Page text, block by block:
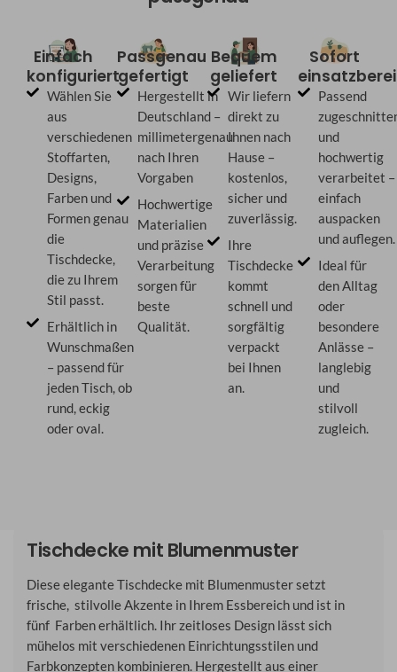
Einfach
konfiguriert
Wählen Sie
aus
verschiedenen
Stoffarten,
Designs,
Farben und
Formen genau
die
Tischdecke,
die zu Ihrem
Stil passt.
Erhältlich in
Wunschmaßen
– passend für
jeden Tisch, ob
rund, eckig
oder oval.
Passgenau
gefertigt
Hergestellt in
Deutschland –
millimetergenau
nach Ihren
Vorgaben
Hochwertige
Materialien
und präzise
Verarbeitung
sorgen für
beste
Qualität.
Bequem
geliefert
Wir liefern
direkt zu
Ihnen nach
Hause –
kostenlos,
sicher und
zuverlässig.
Ihre
Tischdecke
kommt
schnell und
sorgfältig
verpackt
bei Ihnen
an.
Sofort
Passend
und
hochwertig
verarbeitet –
einfach
auspacken
und auflegen.
Ideal für
den Alltag
oder
besondere
Anlässe –
langlebig
und
stilvoll
zugleich.
Tischdecke mit Blumenmuster
Diese elegante Tischdecke mit Blumenmuster setzt
frische, stilvolle Akzente in Ihrem Essbereich und ist in
fünf Farben erhältlich. Ihr zeitloses Design lässt sich
mühelos mit verschiedenen Einrichtungsstilen und
Farbkonzepten kombinieren. Hergestellt aus einer